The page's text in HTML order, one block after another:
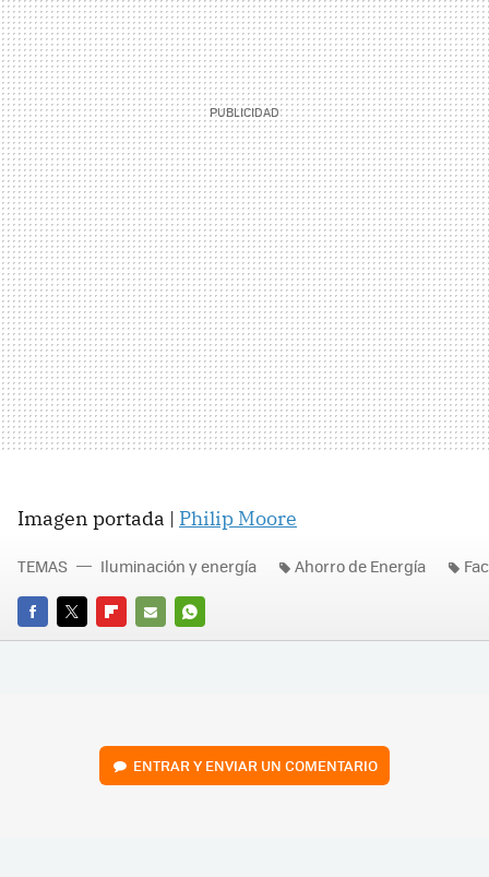
Imagen portada | Philip Moore
FACEBOOK
TWITTERFLIPBOARD
E-
WHATSAPP
TEMAS Iluminación y energía Ahorro de Energía
ENTRAR Y ENVIAR UN COMENTARIO